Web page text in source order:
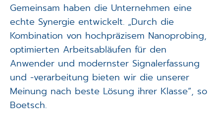
Gemeinsam haben die Unternehmen eine
echte Synergie entwickelt. „Durch die
Kombination von hochpräzisem Nanoprobing,
optimierten Arbeitsabläufen für den
Anwender und modernster Signalerfassung
und -verarbeitung bieten wir die unserer
Meinung nach beste Lösung ihrer Klasse“, so
Boetsch.